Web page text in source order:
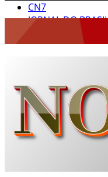
JORNAL DO BRASIL
CNN BRASIL
RÁDIO AGÊNCIA
NOTÍCIAS AO
BLOGS & COLUNAS
DIÁRIO DO
PODCAST -
BRASIL DE FATO
NOTÍCIAS